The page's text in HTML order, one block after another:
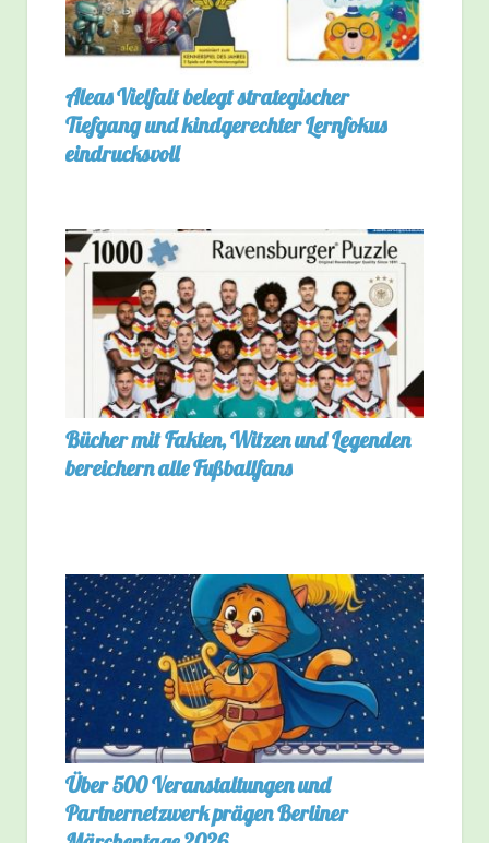
Aleas Vielfalt belegt strategischer
Tiefgang und kindgerechter Lernfokus
eindrucksvoll
Bücher mit Fakten, Witzen und Legenden
bereichern alle Fußballfans
Über 500 Veranstaltungen und
Partnernetzwerk prägen Berliner